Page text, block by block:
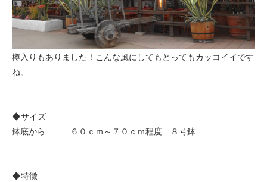
樽入りもありました！こんな風にしてもとってもカッコイイです
ね。
◆サイズ
鉢底から ６０ｃｍ～７０ｃｍ程度 ８号鉢
◆特徴